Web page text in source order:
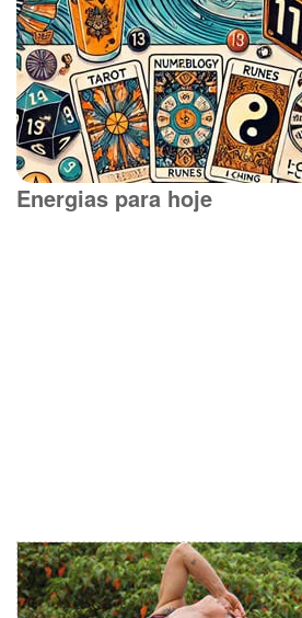
Energias para hoje